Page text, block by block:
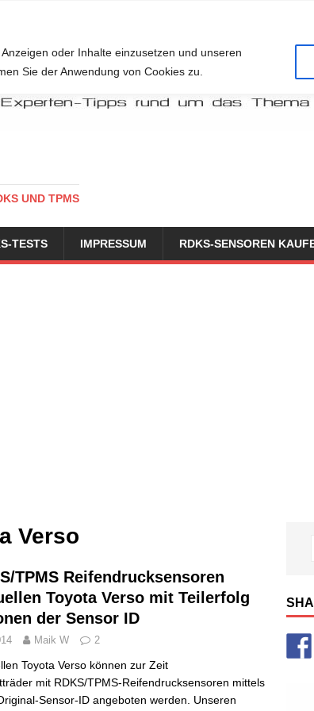
oder Inhalte einzusetzen und unseren
Sie der Anwendung von Cookies zu.
UND TPMS
TESTS IMPRESSUM RDKS-SENSOREN
Verso
TPMS Reifendrucksensoren
Toyota Verso mit Teilerfolg
der Sensor ID
Maik W 2
Toyota Verso können zur Zeit
mit RDKS/TPMS-Reifendrucksensoren mittels
Sensor-ID angeboten werden. Unseren